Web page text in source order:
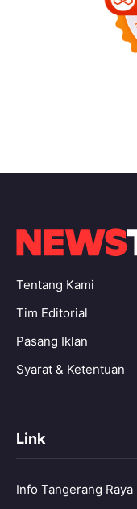
Tentang Kami
Tim Editorial
Pasang Iklan
Syarat & Ketentuan
Link
Info Tangerang Raya